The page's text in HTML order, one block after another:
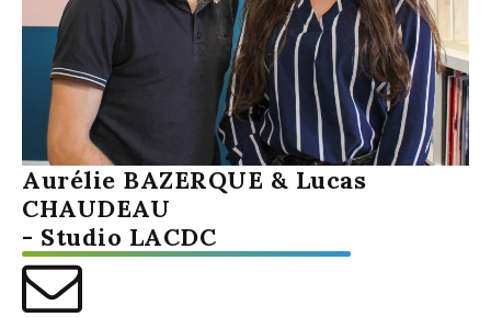
Aurélie BAZERQUE & Lucas
CHAUDEAU
- Studio LACDC